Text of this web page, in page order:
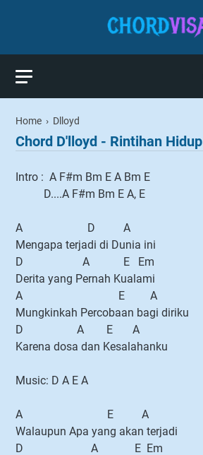
Home › Dlloyd
Chord D'lloyd - Rintihan Hidup
Intro : A F#m Bm E A Bm E
D....A F#m Bm E A, E
A D A
Mengapa terjadi di Dunia ini
D A E Em
Derita yang Pernah Kualami
A E A
Mungkinkah Percobaan bagi diriku
D A E A
Karena dosa dan Kesalahanku
Music: D A E A
A E A
Walaupun Apa yang akan terjadi
D A E Em